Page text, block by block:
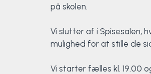
på skolen.
Vi slutter af i Spisesalen,
mulighed for at stille de
Vi starter fælles kl. 19.00